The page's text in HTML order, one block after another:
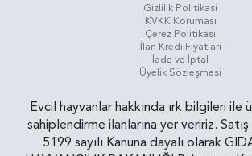
Gizlilik Politikasi
KVKK Koruması
Çerez Politikası
İlan Kredi Fiyatları
İade ve İptal
Üyelik Sözleşmesi
Evcil hayvanlar hakkında ırk bilgileri ile
sahiplendirme ilanlarına yer veririz.
5199 sayılı Kanuna dayalı olarak